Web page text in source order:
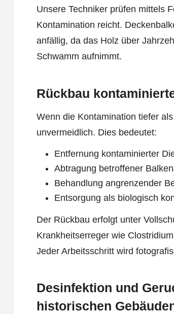
Unsere Techniker prüfen mittels
Kontamination reicht.
anfällig, da das Holz über
Schwamm aufnimmt.
Rückbau
Wenn die Kontamination tiefer
unvermeidlich. Dies bedeutet:
Entfernung kontaminierter
Abtragung betroffener
Behandlung angrenzender
Entsorgung als biologisch
Der Rückbau erfolgt unter
Krankheitserreger wie
Jeder Arbeitsschritt wird
Desinfektion und
historischen